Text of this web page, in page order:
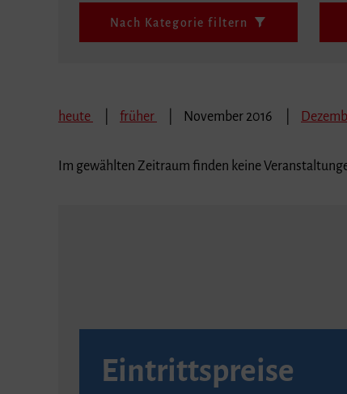
Nach Kategorie filtern
heute früher November 2016
Im gewählten Zeitraum finden keine
Eintrittspreise